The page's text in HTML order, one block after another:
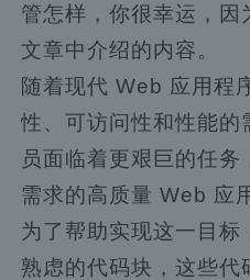
管怎样，你很幸运，因
文章中介绍的内容。
随着现代 Web 应用程
性、可访问性和性能的
员面临着更艰巨的任
需求的高质量 Web 应
为了帮助实现这一目标
熟虑的代码块，这些代